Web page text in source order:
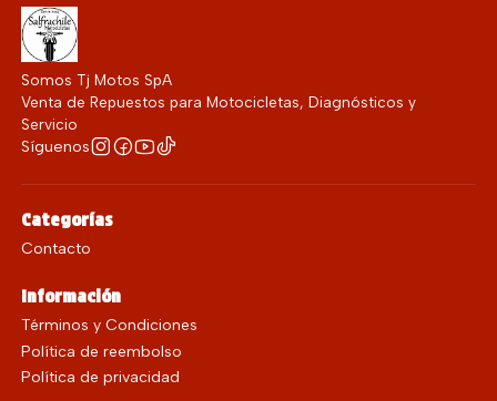
Somos Tj Motos SpA
Venta de Repuestos para Motocicletas, Diagnósticos y
Servicio
Síguenos
Categorías
Contacto
Información
Términos y Condiciones
Política de reembolso
Política de privacidad